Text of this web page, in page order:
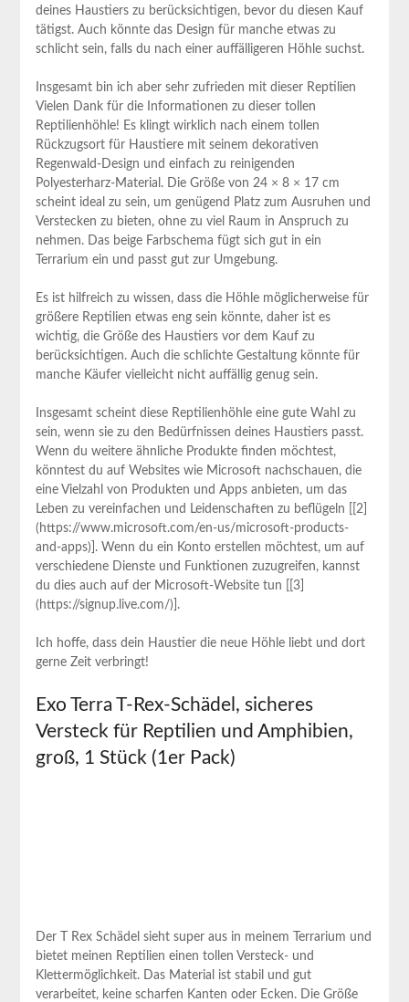
deines ⁤Haustiers zu berücksichtigen, bevor du diesen Kauf
tätigst. ‌Auch könnte das Design‍ für manche etwas zu
schlicht sein, falls du nach einer​ auffälligeren Höhle suchst.
Insgesamt bin ich ‍aber sehr zufrieden mit dieser Reptilien
Vielen Dank⁣ für die Informationen zu dieser tollen
Reptilienhöhle! Es⁤ klingt wirklich nach einem ⁤tollen
Rückzugsort für Haustiere⁣ mit seinem dekorativen
Regenwald-Design und einfach zu reinigenden
Polyesterharz-Material. Die Größe‌ von 24 × 8 × 17⁣ cm
scheint ideal zu sein, um genügend Platz zum Ausruhen und​
Verstecken zu bieten, ohne zu viel Raum in Anspruch zu
nehmen.⁤ Das ‌beige Farbschema fügt sich gut in⁣ ein
Terrarium ein und passt gut zur Umgebung.
Es ist hilfreich zu wissen, dass die Höhle möglicherweise für
größere⁢ Reptilien etwas‍ eng‌ sein könnte, daher ist ⁢es
wichtig, die Größe ⁤des Haustiers vor dem Kauf zu
berücksichtigen. Auch die schlichte ‍Gestaltung könnte für
manche Käufer vielleicht nicht auffällig genug sein.
Insgesamt scheint diese Reptilienhöhle ⁤eine gute Wahl zu
sein, wenn sie zu den Bedürfnissen deines Haustiers⁣ passt.
Wenn ⁤du weitere ähnliche​ Produkte finden möchtest,
könntest du auf Websites wie Microsoft ‌nachschauen, die
eine Vielzahl von Produkten und⁣ Apps anbieten, um das
Leben zu vereinfachen und​ Leidenschaften zu beflügeln [[2]
(https://www.microsoft.com/en-us/microsoft-products-
and-apps)]. Wenn du‌ ein Konto erstellen möchtest, um auf
verschiedene Dienste ​und Funktionen zuzugreifen, kannst
du dies auch ⁢auf der Microsoft-Website tun [[3]
(https://signup.live.com/)].
Ich hoffe, dass⁤ dein Haustier⁤ die neue Höhle‌ liebt und dort
gerne Zeit verbringt!
Exo ⁢Terra T-Rex-Schädel, sicheres
Versteck für Reptilien und⁤ Amphibien,
groß, 1 Stück⁣ (1er Pack)
Der T Rex Schädel sieht super ⁤aus in meinem Terrarium und
bietet meinen Reptilien einen tollen Versteck- ​und
Klettermöglichkeit. Das Material ist stabil und gut⁢
verarbeitet, keine scharfen Kanten oder Ecken. Die⁢ Größe